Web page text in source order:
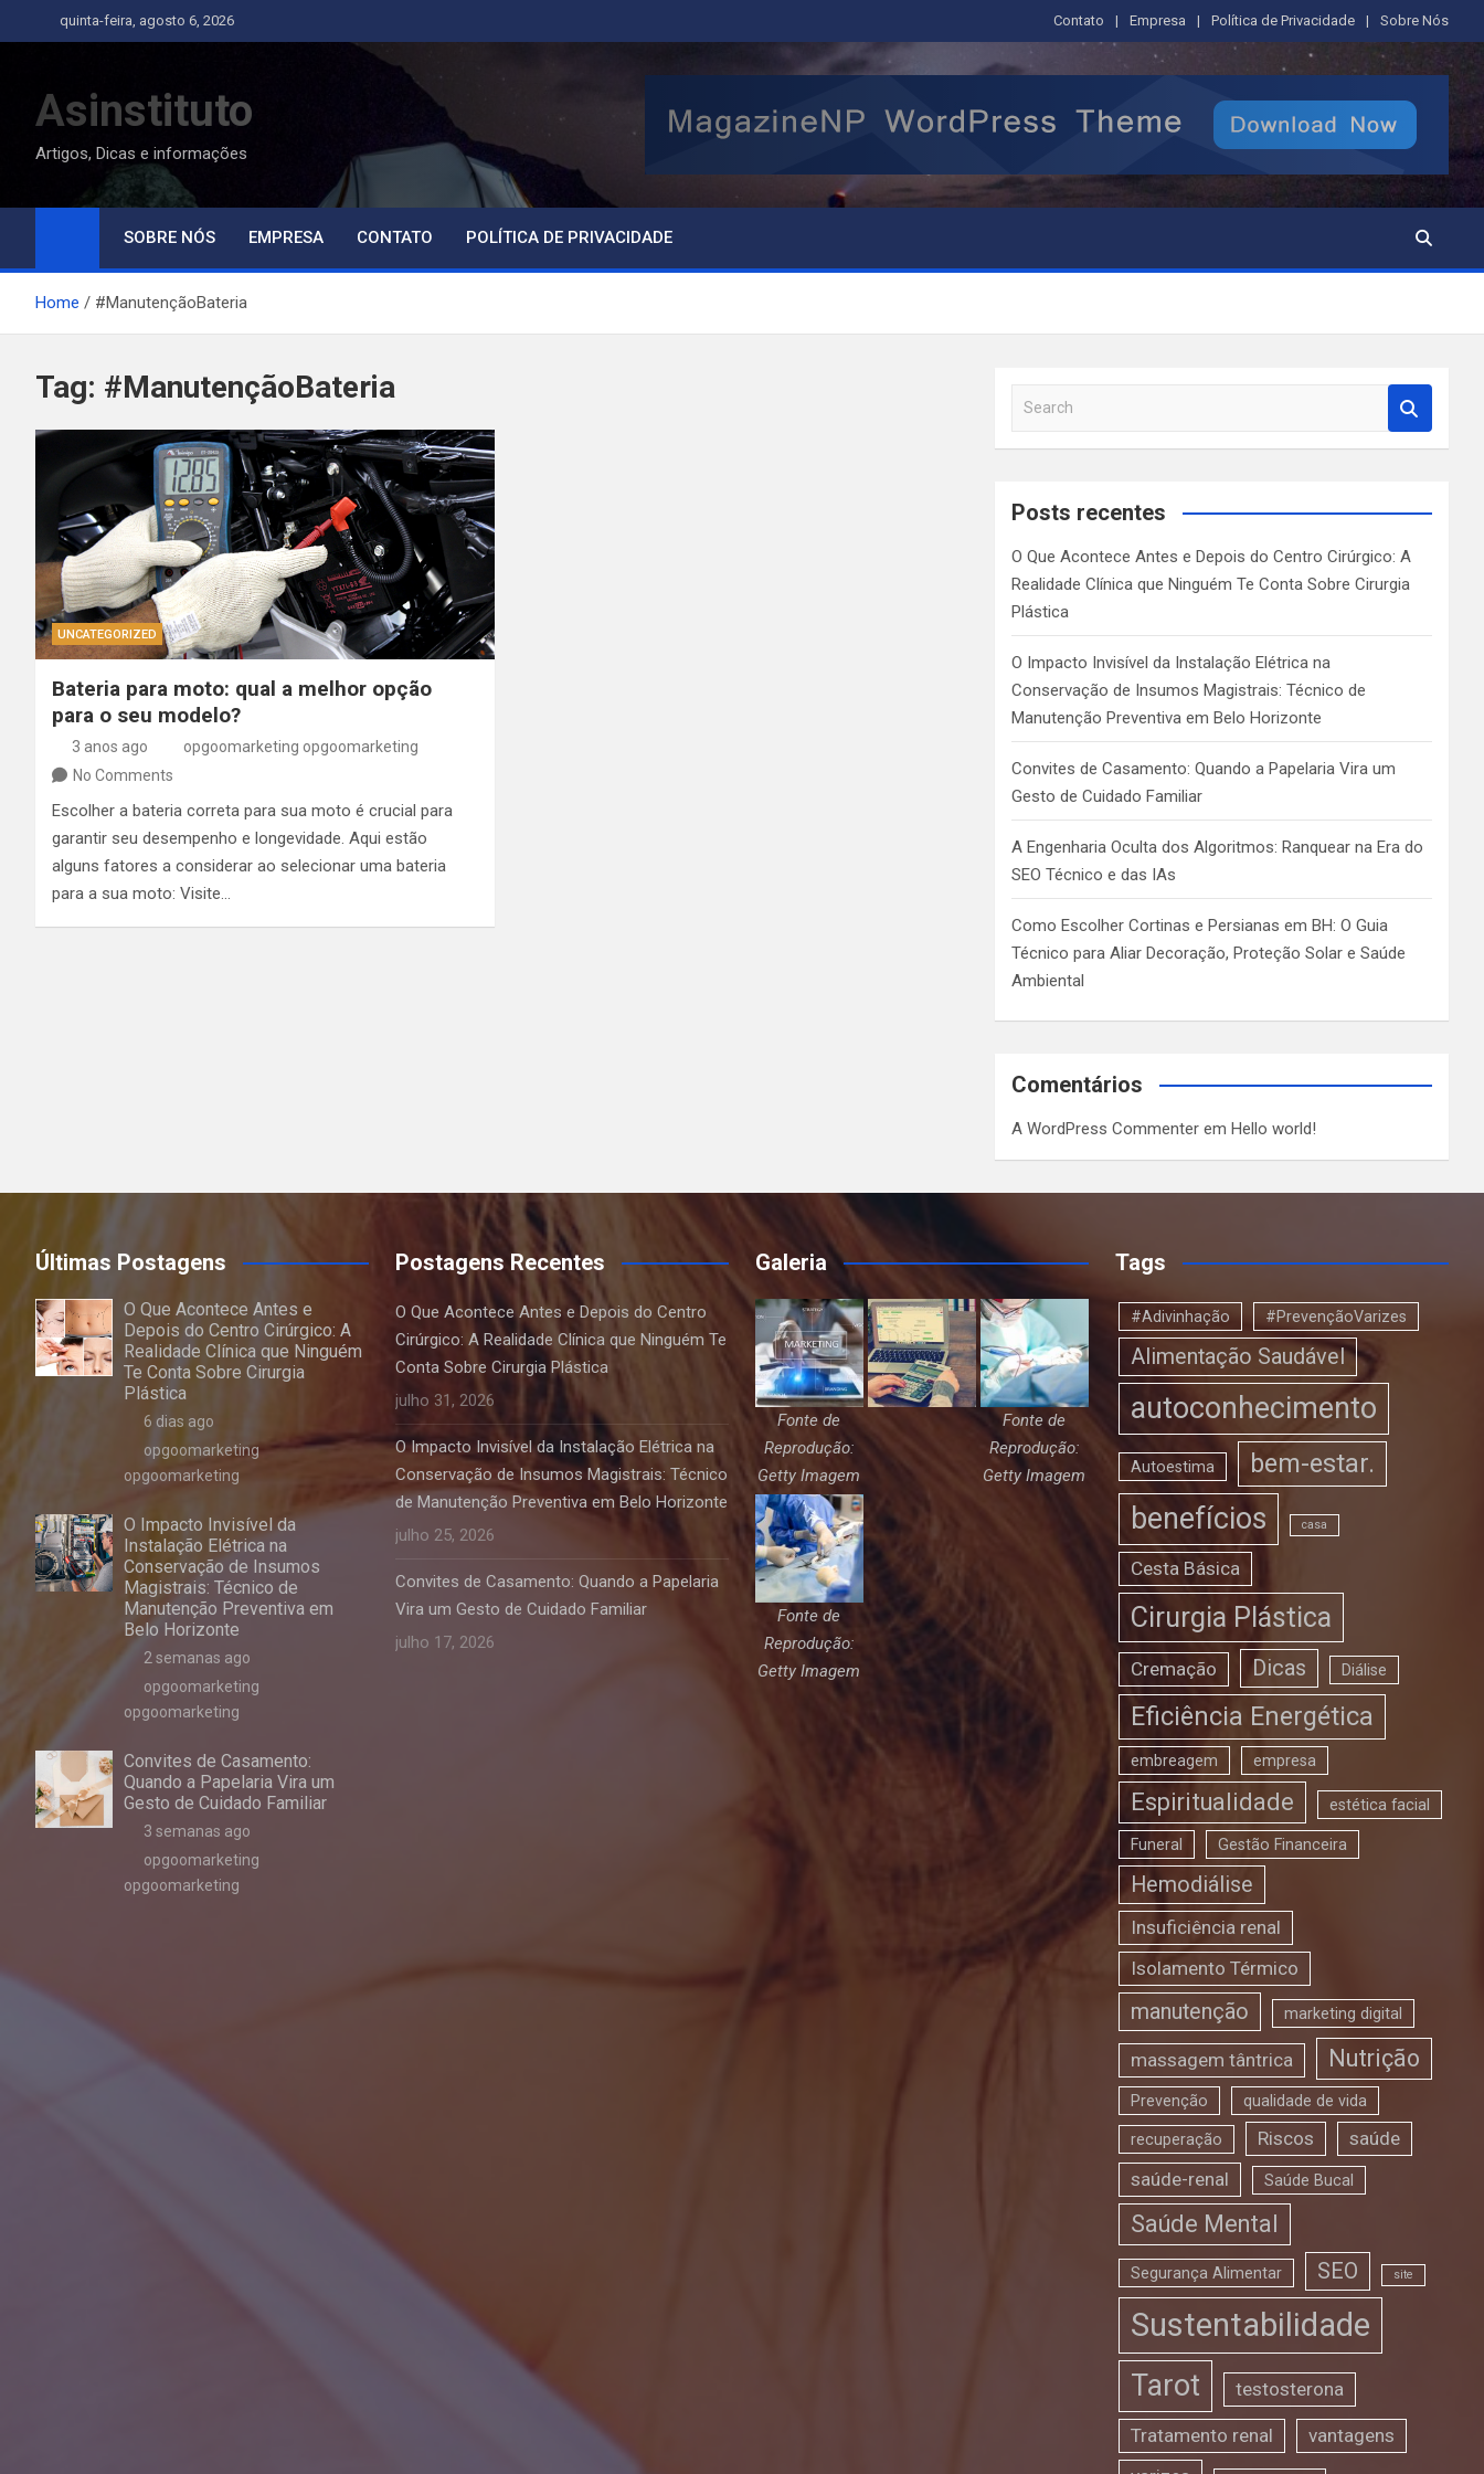
to
quinta-feira, agosto 6, 2026 Contato Empresa Política de Privacidade Sobre Nós
Asinstituto
Artigos, Dicas e informações
SOBRE NÓS EMPRESA CONTATO POLÍTICA DE PRIVACIDADE
Home #ManutençãoBateria
Tag: #ManutençãoBateria
UNCATEGORIZED
Bateria para moto: qual a melhor opção
para o seu modelo?
3 anos ago
opgoomarketing opgoomarketing
No Comments
Escolher a bateria correta para sua moto é crucial para
garantir seu desempenho e longevidade. Aqui estão
alguns fatores a considerar ao selecionar uma bateria
para a sua moto: Visite…
a
c
Posts recentes
O Que Acontece Antes e Depois do Centro Cirúrgico: A
Realidade Clínica que Ninguém Te Conta Sobre Cirurgia
Plástica
O Impacto Invisível da Instalação Elétrica na
Conservação de Insumos Magistrais: Técnico de
Manutenção Preventiva em Belo Horizonte
Convites de Casamento: Quando a Papelaria Vira um
Gesto de Cuidado Familiar
A Engenharia Oculta dos Algoritmos: Ranquear na Era do
SEO Técnico e das IAs
Como Escolher Cortinas e Persianas em BH: O Guia
Técnico para Aliar Decoração, Proteção Solar e Saúde
Ambiental
Comentários
A WordPress Commenter emHello world!
Últimas Postagens
O Que Acontece Antes e
Depois do Centro Cirúrgico: A
Realidade Clínica que Ninguém
Te Conta Sobre Cirurgia
Plástica
6 dias ago
opgoomarketing
opgoomarketing
O Impacto Invisível da
Instalação Elétrica na
Conservação de Insumos
Magistrais: Técnico de
Manutenção Preventiva em
Belo Horizonte
2 semanas ago
opgoomarketing
opgoomarketing
Convites de Casamento:
Quando a Papelaria Vira um
Gesto de Cuidado Familiar
3 semanas ago
opgoomarketing
opgoomarketing
Postagens Recentes
O Que Acontece Antes e Depois do Centro
Cirúrgico: A Realidade Clínica que Ninguém Te
Conta Sobre Cirurgia Plástica
julho 31, 2026
O Impacto Invisível da Instalação Elétrica na
Conservação de Insumos Magistrais: Técnico
de Manutenção Preventiva em Belo Horizonte
julho 25, 2026
Convites de Casamento: Quando a Papelaria
Vira um Gesto de Cuidado Familiar
julho 17, 2026
Galeria
Fonte de
Reprodução:
Getty Imagem
Fonte de
Reprodução:
Getty Imagem
Fonte de
Reprodução:
Getty Imagem
Tags
#Adivinhação #PrevençãoVarizes
Alimentação Saudável
autoconhecimento
Autoestima bem-estar.
benefícios casa
Cesta Básica
Cirurgia Plástica
Cremação Dicas Diálise
Eficiência Energética
embreagem empresa
Espiritualidade estética facial
Funeral Gestão Financeira
Hemodiálise
Insuficiência renal
Isolamento Térmico
manutenção marketing digital
massagem tântrica Nutrição
Prevenção qualidade de vida
recuperação Riscos
saúde
saúde-renal
Saúde Bucal
Saúde Mental
Segurança Alimentar SEO site
Sustentabilidade
Tarot testosterona
Tratamento renal
vantagens